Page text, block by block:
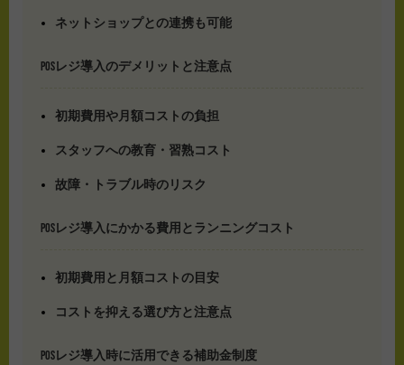
ネットショップとの連携も可能
POSレジ導入のデメリットと注意点
初期費用や月額コストの負担
スタッフへの教育・習熟コスト
故障・トラブル時のリスク
POSレジ導入にかかる費用とランニングコスト
初期費用と月額コストの目安
コストを抑える選び方と注意点
POSレジ導入時に活用できる補助金制度